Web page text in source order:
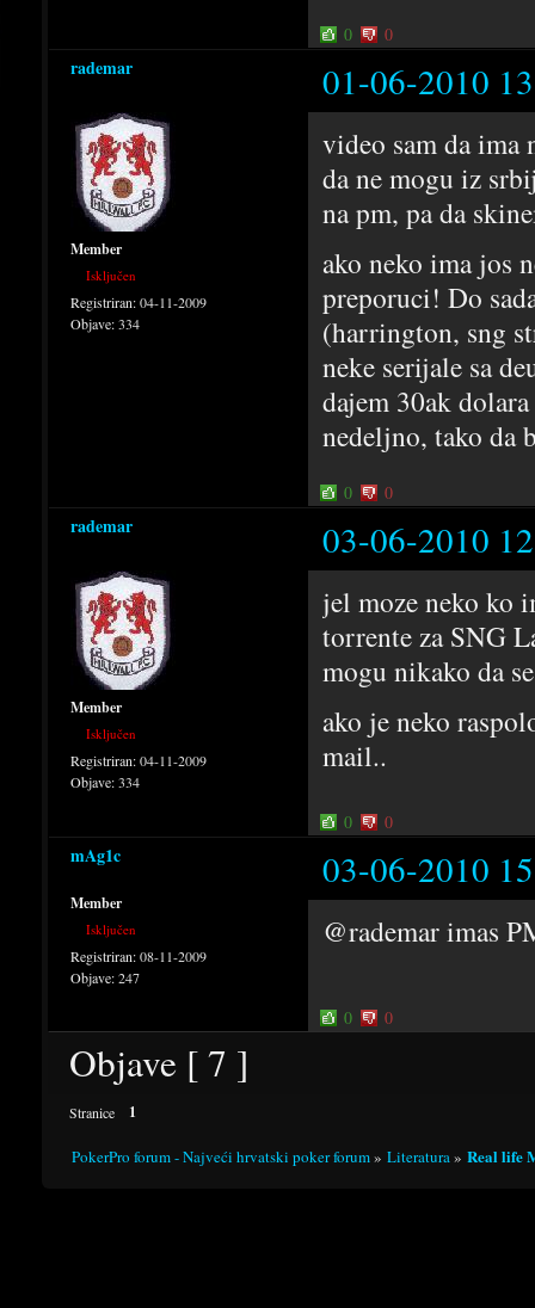
0 0
rademar 01-06-2010
Member
Isključen
Registriran:04-11-2009
Objave:334
video sam da ima
da ne mogu iz
na pm, pa da
ako neko ima jos
preporuci! Do
(harrington, sng
neke serijale sa
dajem 30ak
nedeljno, tako da
0 0
rademar 03-06-2010
Member
Isključen
Registriran:04-11-2009
Objave:334
jel moze neko ko
torrente za SNG
mogu nikako da
ako je neko
mail..
0 0
mAg1c 03-06-2010
Member
Isključen
Registriran:08-11-2009
Objave:247
@rademar imas
0 0
Objave [ 7 ]
Stranice 1
PokerPro forum - Najveći hrvatski poker forum» Literatura » Real life